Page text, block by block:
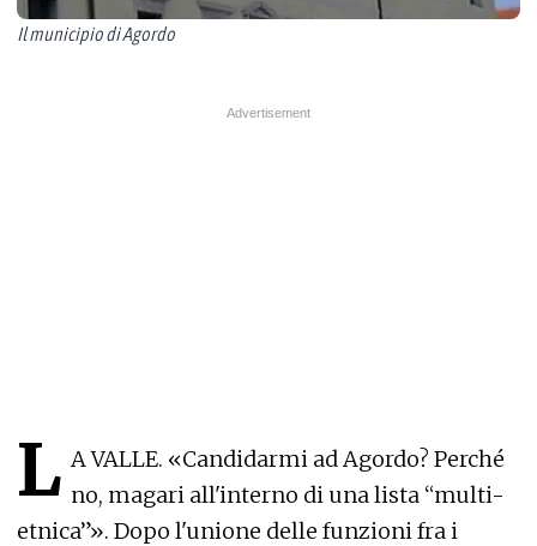
Il municipio di Agordo
L A VALLE. «Candidarmi ad Agordo? Perché
no, magari all'interno di una lista “multi-
etnica”». Dopo l'unione delle funzioni fra i